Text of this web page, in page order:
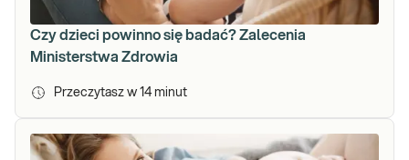
Czy dzieci powinno się badać? Zalecenia
Ministerstwa Zdrowia
Przeczytasz w 14 minut